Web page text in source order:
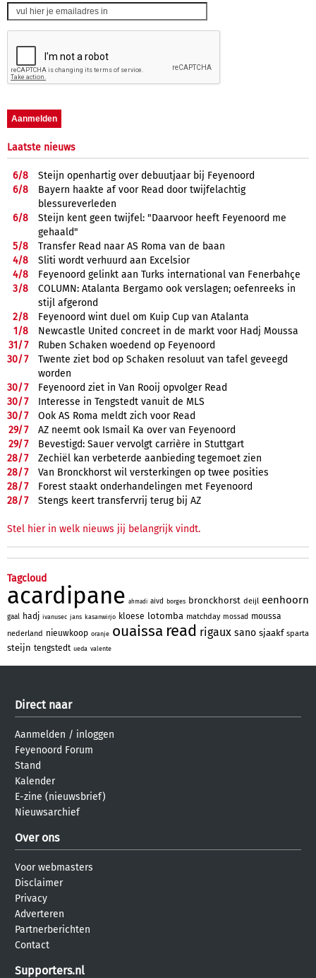
Laatste nieuws
6/8
Steijn openhartig over debuutjaar bij Feyenoord
6/8
Bayern haakte af voor Read door twijfelachtig
blessureverleden
6/8
Steijn kent geen twijfel: "Daarvoor heeft Feyenoord me
gehaald"
5/8
Transfer Read naar AS Roma van de baan
4/8
Sliti wordt verhuurd aan Excelsior
4/8
Feyenoord gelinkt aan Turks international van Fenerbahçe
3/8
COLUMN: Atalanta Bergamo ook verslagen; oefenreeks in
stijl afgerond
2/8
Feyenoord wint duel om Kuip Cup van Atalanta
1/8
Newcastle United concreet in de markt voor Hadj Moussa
31/7
Ruben Schaken woedend op Feyenoord
30/7
Twente ziet bod op Schaken resoluut van tafel geveegd
worden
30/7
Feyenoord ziet in Van Rooij opvolger Read
30/7
Interesse in Tengstedt vanuit de MLS
30/7
Ook AS Roma meldt zich voor Read
29/7
AZ neemt ook Ismail Ka over van Feyenoord
29/7
Bevestigd: Sauer vervolgt carrière in Stuttgart
28/7
Zechiël kan verbeterde aanbieding tegemoet zien
28/7
Van Bronckhorst wil versterkingen op twee posities
28/7
Forest staakt onderhandelingen met Feyenoord
28/7 Stengs keert transfervrij terug bij AZ
Stel hier in welk nieuws jij belangrijk vindt.
Tagcloud
acardipane ahmadi aivd borges bronckhorst deijl eenhoorn
gaal hadj ivanusec jans kasanwirjo kloese lotomba matchday mossad moussa
nederland nieuwkoop oranje ouaissa read rigaux sano sjaakf sparta
steijn tengstedt ueda valente
Direct naar
Aanmelden / inloggen
Feyenoord Forum
Stand
Kalender
E-zine (nieuwsbrief)
Nieuwsarchief
Over ons
Voor webmasters
Disclaimer
Privacy
Adverteren
Partnerberichten
Contact
Supporters.nl